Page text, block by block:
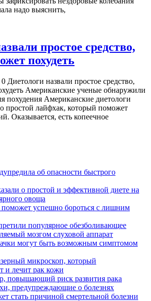
надо выяснить,
простое средство,
похудеть
простое
средство,
которое
назвали простое средство,
Американские ученые обнаружили
похудения Американские диетологи
простой лайфхак, который поможет
Оказывается, есть копеечное
об опасности быстрого
о простой и эффективной диете на
овоща
поможет успешно бороться с лишним
популярное обезболивающее
мозгом слуховой аппарат
могут быть возможным симптомом
микроскоп, который
и лечит рак кожи
повышающий риск развития рака
предупреждающие о болезнях
стать причиной смертельной болезни